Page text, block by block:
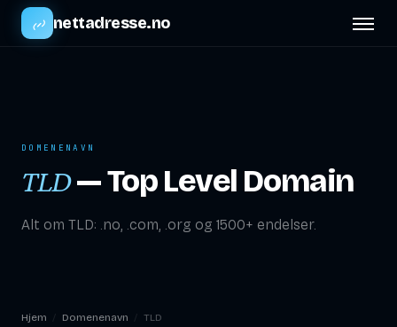
nettadresse.no
DOMENENAVN
TLD— Top Level Domain
Alt om TLD: .no, .com, .org og 1500+ endelser.
Hjem Domenenavn TLD